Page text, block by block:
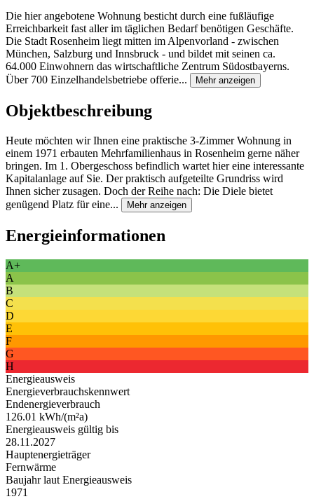
Die hier angebotene Wohnung besticht durch eine fußläufige
Erreichbarkeit fast aller im täglichen Bedarf benötigen Geschäfte.
Die Stadt Rosenheim liegt mitten im Alpenvorland - zwischen
München, Salzburg und Innsbruck - und bildet mit seinen ca.
64.000 Einwohnern das wirtschaftliche Zentrum Südostbayerns.
Über 700 Einzelhandelsbetriebe offerie...
Mehr anzeigen
Objektbeschreibung
Heute möchten wir Ihnen eine praktische 3-Zimmer Wohnung in
einem 1971 erbauten Mehrfamilienhaus in Rosenheim gerne näher
bringen. Im 1. Obergeschoss befindlich wartet hier eine interessante
Kapitalanlage auf Sie. Der praktisch aufgeteilte Grundriss wird
Ihnen sicher zusagen. Doch der Reihe nach: Die Diele bietet
genügend Platz für eine...
Mehr anzeigen
Energieinformationen
A+
A
B
C
D
E
F
G
H
Energieausweis
Energieverbrauchskennwert
Endenergieverbrauch
126.01 kWh/(m²a)
Energieausweis gültig bis
28.11.2027
Hauptenergieträger
Fernwärme
Baujahr laut Energieausweis
1971